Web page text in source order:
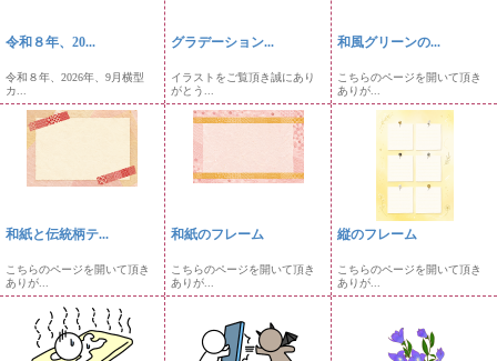
令和８年、20...
令和８年、2026年、9月横型
カ...
グラデーション...
イラストをご覧頂き誠にあり
がとう...
和風グリーンの...
こちらのページを開いて頂き
ありが...
和紙と伝統柄テ...
こちらのページを開いて頂き
ありが...
和紙のフレーム
こちらのページを開いて頂き
ありが...
縦のフレーム
こちらのページを開いて頂き
ありが...